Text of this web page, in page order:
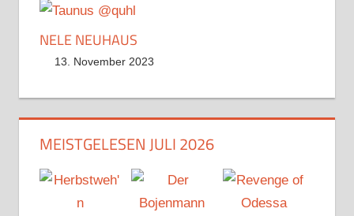
NELE NEUHAUS
13. November 2023
MEISTGELESEN JULI 2026